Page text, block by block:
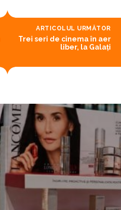
ARTICOLUL URMĂTOR
Trei seri de cinema în aer
liber, la Galaţi